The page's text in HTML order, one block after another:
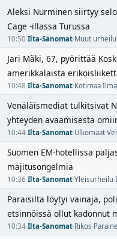
Aleksi Nurminen siirtyy
Cage -illassa Turussa
10:50·Ilta-Sanomat·Muut
Jari Mäki, 67, pyörittää
amerikkalaista
10:48·Ilta-Sanomat·Kotimaa·
Venäläismediat tulkitsivat
yhteyden avaamisesta
10:44·Ilta-Sanomat·Ulkomaat·
Suomen EM-hotellissa
majitusongelmia
10:36·Ilta-Sanomat·Yleisurheilu·
Paraisilta löytyi vainaja,
etsinnöissä ollut kadonnut
10:34·Ilta-Sanomat·Rikos·